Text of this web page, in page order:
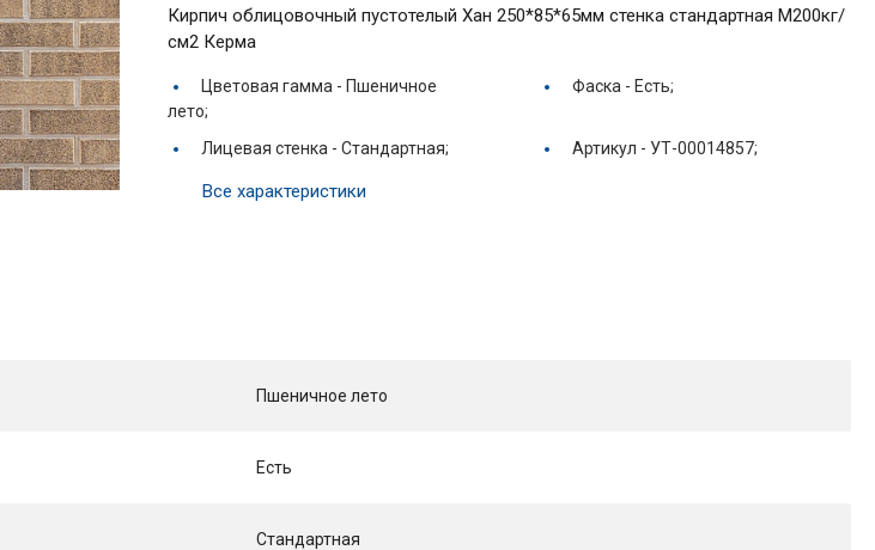
Кирпич облицовочный пустотелый Хан 250*85*65мм стенка стандартная М200кг/
см2 Керма
Цветовая гамма - Пшеничное
лето;
Фаска - Есть;
Лицевая стенка - Стандартная; Артикул - УТ-00014857;
Все характеристики
Пшеничное лето
Есть
Стандартная